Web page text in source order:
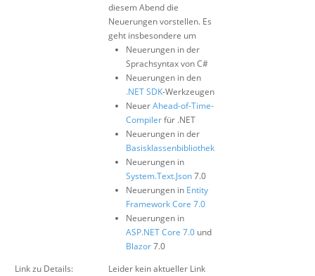
diesem Abend die
Neuerungen vorstellen. Es
geht insbesondere um
Neuerungen in der
Sprachsyntax von C#
Neuerungen in den
.NET SDK-Werkzeugen
NeuerAhead-of-Time-
Compilerfür .NET
Neuerungen in der
Basisklassenbibliothek
Neuerungen in
System.Text.Json7.0
Neuerungen in Entity
Framework Core 7.0
Neuerungen in
ASP.NET Core 7.0 und
Blazor7.0
Link zu Details:
Leider kein aktueller Link